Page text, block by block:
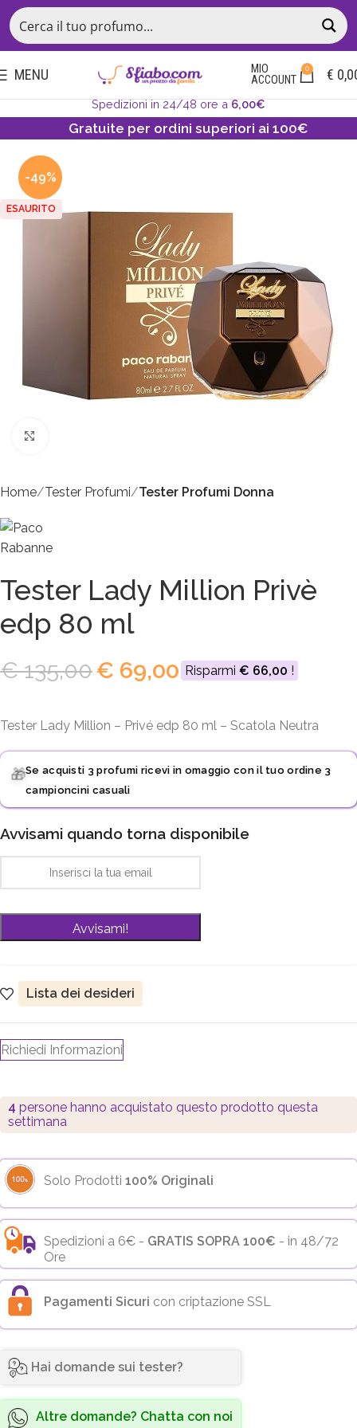
MENU
MIO
ACCOUNT
0 €
Spedizioni in 24/48 ore a6,00€
Gratuite per ordini superiori ai 100€
-49%
ESAURITO
Home Tester Profumi Tester Profumi Donna
Tester Lady Million Privè
edp 80 ml
€135,00€ 69,00 Risparmi € 66,00 !
Tester Lady Million – Privé edp 80 ml – Scatola Neutra
🎁Se acquisti 3 profumi ricevi in omaggio con il tuo ordine 3
campioncini casuali
Avvisami quando torna disponibile
Lista dei desideri
Richiedi Informazioni
4 persone hanno acquistato questo prodotto questa
settimana
Solo Prodotti 100% Originali
Spedizioni a 6€ - GRATIS SOPRA 100€ - in 48/72
Ore
Pagamenti Sicuri con criptazione SSL
Hai domande sui tester?
Altre domande? Chatta con noi